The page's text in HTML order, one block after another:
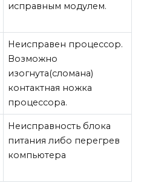
исправным модулем.
Неисправен процессор.
Возможно
изогнута(сломана)
контактная ножка
процессора.
Неисправность блока
питания либо перегрев
компьютера